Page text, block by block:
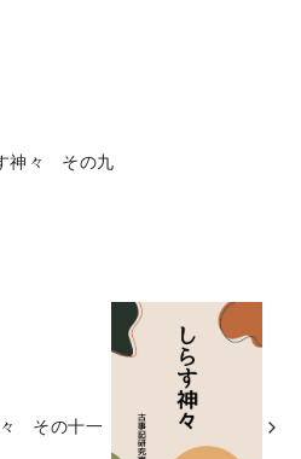
神々 その九
々 その十一